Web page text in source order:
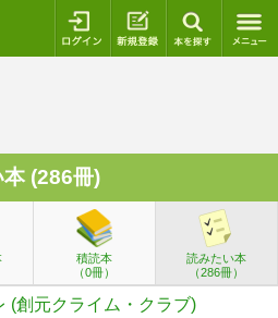
ログイン 新規登録
(286冊)
積読本
（0冊）
読みたい本
（286冊）
(創元クライム・クラブ)